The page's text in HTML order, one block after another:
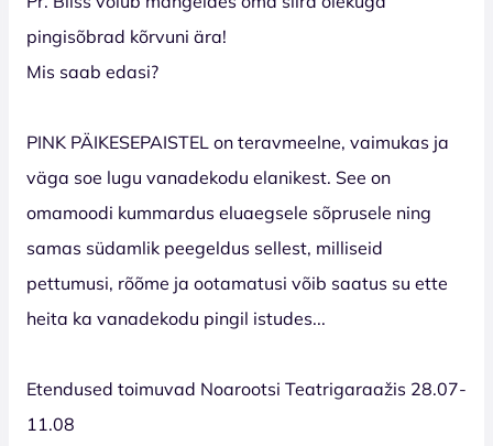
pingisõbrad kõrvuni ära!
Mis saab edasi?
PINK PÄIKESEPAISTEL on teravmeelne, vaimukas ja
väga soe lugu vanadekodu elanikest. See on
omamoodi kummardus eluaegsele sõprusele ning
samas südamlik peegeldus sellest, milliseid
pettumusi, rõõme ja ootamatusi võib saatus su ette
heita ka vanadekodu pingil istudes...
Etendused toimuvad Noarootsi Teatrigaraažis 28.07-
11.08